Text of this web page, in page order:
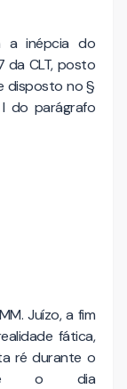
a inépcia do
da CLT, posto
disposto no §
do parágrafo
Juízo, a fim
fática,
ré durante o
o dia